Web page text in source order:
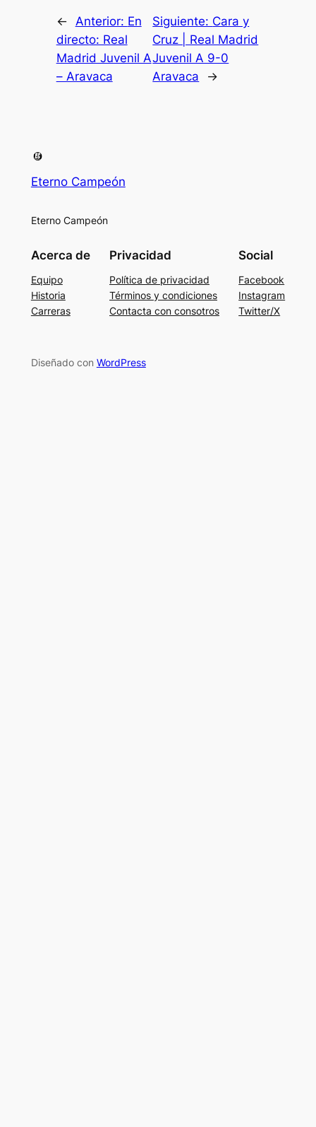
← Anterior: En
directo: Real
Madrid Juvenil A
– Aravaca
Siguiente: Cara y
Cruz | Real Madrid
Juvenil A 9-0
Aravaca
→
Eterno Campeón
Eterno Campeón
Acerca de
Equipo
Historia
Carreras
Privacidad
Política de privacidad
Términos y condiciones
Contacta con consotros
Social
Facebook
Instagram
Twitter/X
Diseñado con WordPress